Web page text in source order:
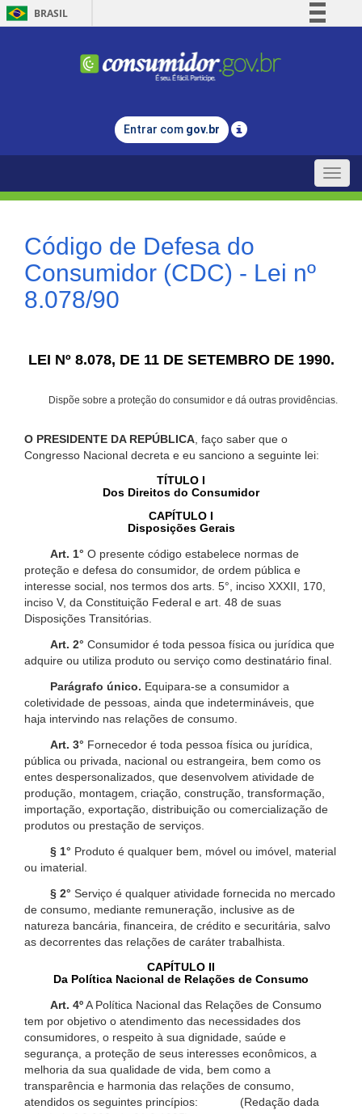
BRASIL
Comunica BR
Legislação
Entrar com gov.br
Toggle
Código de Defesa do
Consumidor (CDC) - Lei nº
8.078/90
LEI Nº 8.078, DE 11 DE SETEMBRO DE 1990.
Dispõe sobre a proteção do consumidor e dá outras providências.
O PRESIDENTE DA REPÚBLICA , faço saber que o
Congresso Nacional decreta e eu sanciono a seguinte lei:
TÍTULO I
Dos Direitos do Consumidor
CAPÍTULO I
Disposições Gerais
Art. 1° O presente código estabelece normas de
proteção e defesa do consumidor, de ordem pública e
interesse social, nos termos dos arts. 5°, inciso XXXII, 170,
inciso V, da Constituição Federal e art. 48 de suas
Disposições Transitórias.
Art. 2° Consumidor é toda pessoa física ou jurídica que
adquire ou utiliza produto ou serviço como destinatário final.
Parágrafo único. Equipara-se a consumidor a
coletividade de pessoas, ainda que indetermináveis, que
haja intervindo nas relações de consumo.
Art. 3° Fornecedor é toda pessoa física ou jurídica,
pública ou privada, nacional ou estrangeira, bem como os
entes despersonalizados, que desenvolvem atividade de
produção, montagem, criação, construção, transformação,
importação, exportação, distribuição ou comercialização de
produtos ou prestação de serviços.
§ 1° Produto é qualquer bem, móvel ou imóvel, material
ou imaterial.
§ 2° Serviço é qualquer atividade fornecida no mercado
de consumo, mediante remuneração, inclusive as de
natureza bancária, financeira, de crédito e securitária, salvo
as decorrentes das relações de caráter trabalhista.
CAPÍTULO II
Da Política Nacional de Relações de Consumo
Art. 4ºA Política Nacional das Relações de Consumo
tem por objetivo o atendimento das necessidades dos
consumidores, o respeito à sua dignidade, saúde e
segurança, a proteção de seus interesses econômicos, a
melhoria da sua qualidade de vida, bem como a
transparência e harmonia das relações de consumo,
atendidos os seguintes princípios: (Redação dada